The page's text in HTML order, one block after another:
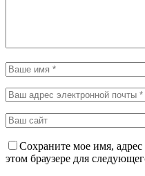
Сохраните мое имя,
этом браузере для